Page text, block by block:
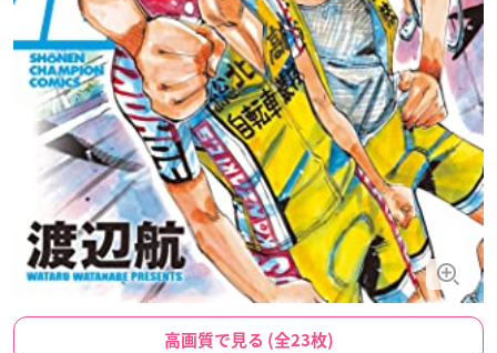
高画質で見る (全23枚)